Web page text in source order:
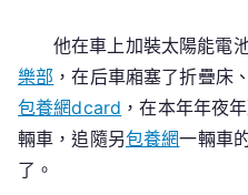
他在車上加裝太陽能電
樂部 ，在后車廂塞了折疊床
包養網dcard ，在本年年夜
輛車，追隨另包養網一輛車
了。